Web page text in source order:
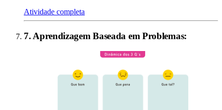
Atividade completa
7. Aprendizagem Baseada em Problemas: